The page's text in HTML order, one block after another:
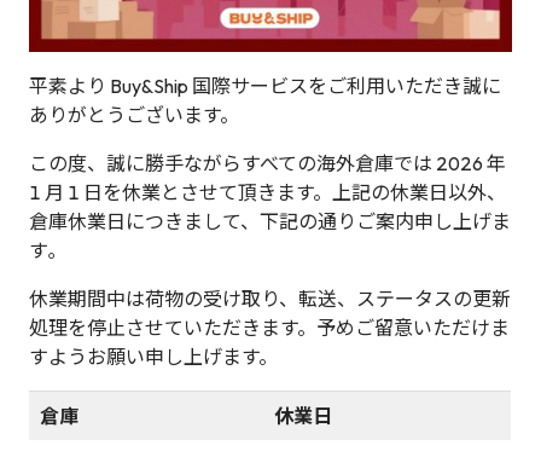
平素より Buy&Ship 国際サービスをご利用いただき誠に
ありがとうございます。
この度、誠に勝手ながらすべての海外倉庫では 2026 年
1 月 1 日を休業とさせて頂きます。上記の休業日以外、
倉庫休業日につきまして、下記の通りご案内申し上げま
す｡
休業期間中は荷物の受け取り、転送、ステータスの更新
処理を停止させていただきます。予めご留意いただけま
すようお願い申し上げます。
倉庫 休業日